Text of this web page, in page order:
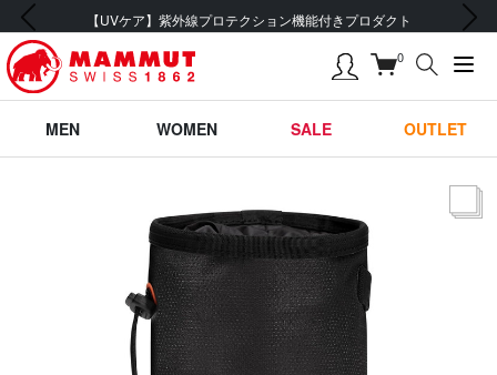
【UVケア】紫外線プロテクション機能付きプロダクト
前の画像 次の画像
0
MEN WOMEN SALE OUTLET